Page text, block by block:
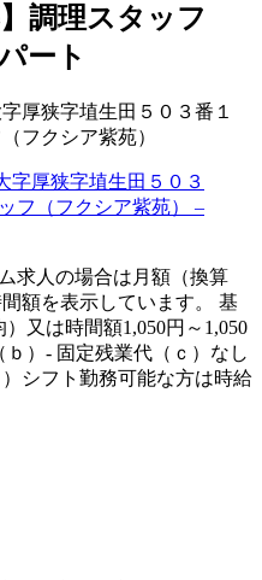
調理スタッフ
ート
厚狭字埴生田５０３番１
フクシア紫苑）
求人の場合は月額（換算
額を表示しています。 基
又は時間額1,050円～1,050
）- 固定残業代（ｃ）なし
シフト勤務可能な方は時給